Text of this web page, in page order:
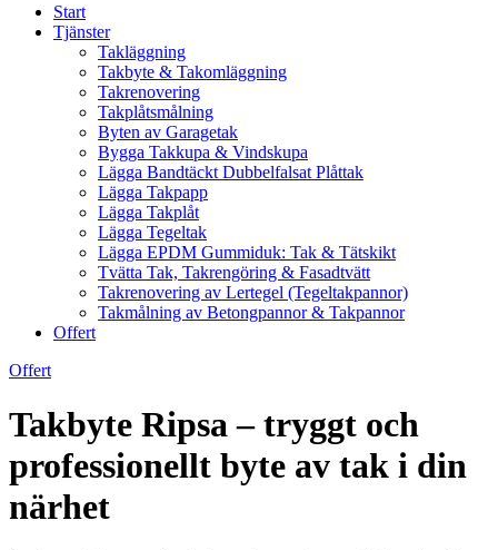
Start
Tjänster
Takläggning
Takbyte & Takomläggning
Takrenovering
Takplåtsmålning
Byten av Garagetak
Bygga Takkupa & Vindskupa
Lägga Bandtäckt Dubbelfalsat Plåttak
Lägga Takpapp
Lägga Takplåt
Lägga Tegeltak
Lägga EPDM Gummiduk: Tak & Tätskikt
Tvätta Tak, Takrengöring & Fasadtvätt
Takrenovering av Lertegel (Tegeltakpannor)
Takmålning av Betongpannor & Takpannor
Offert
Offert
Takbyte Ripsa – tryggt och
professionellt byte av tak i din
närhet